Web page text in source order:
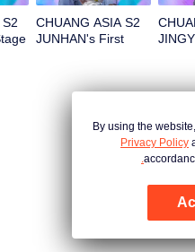
CHUANG ASIA S2
JUNHAN's First
By using the
Privacy Policy